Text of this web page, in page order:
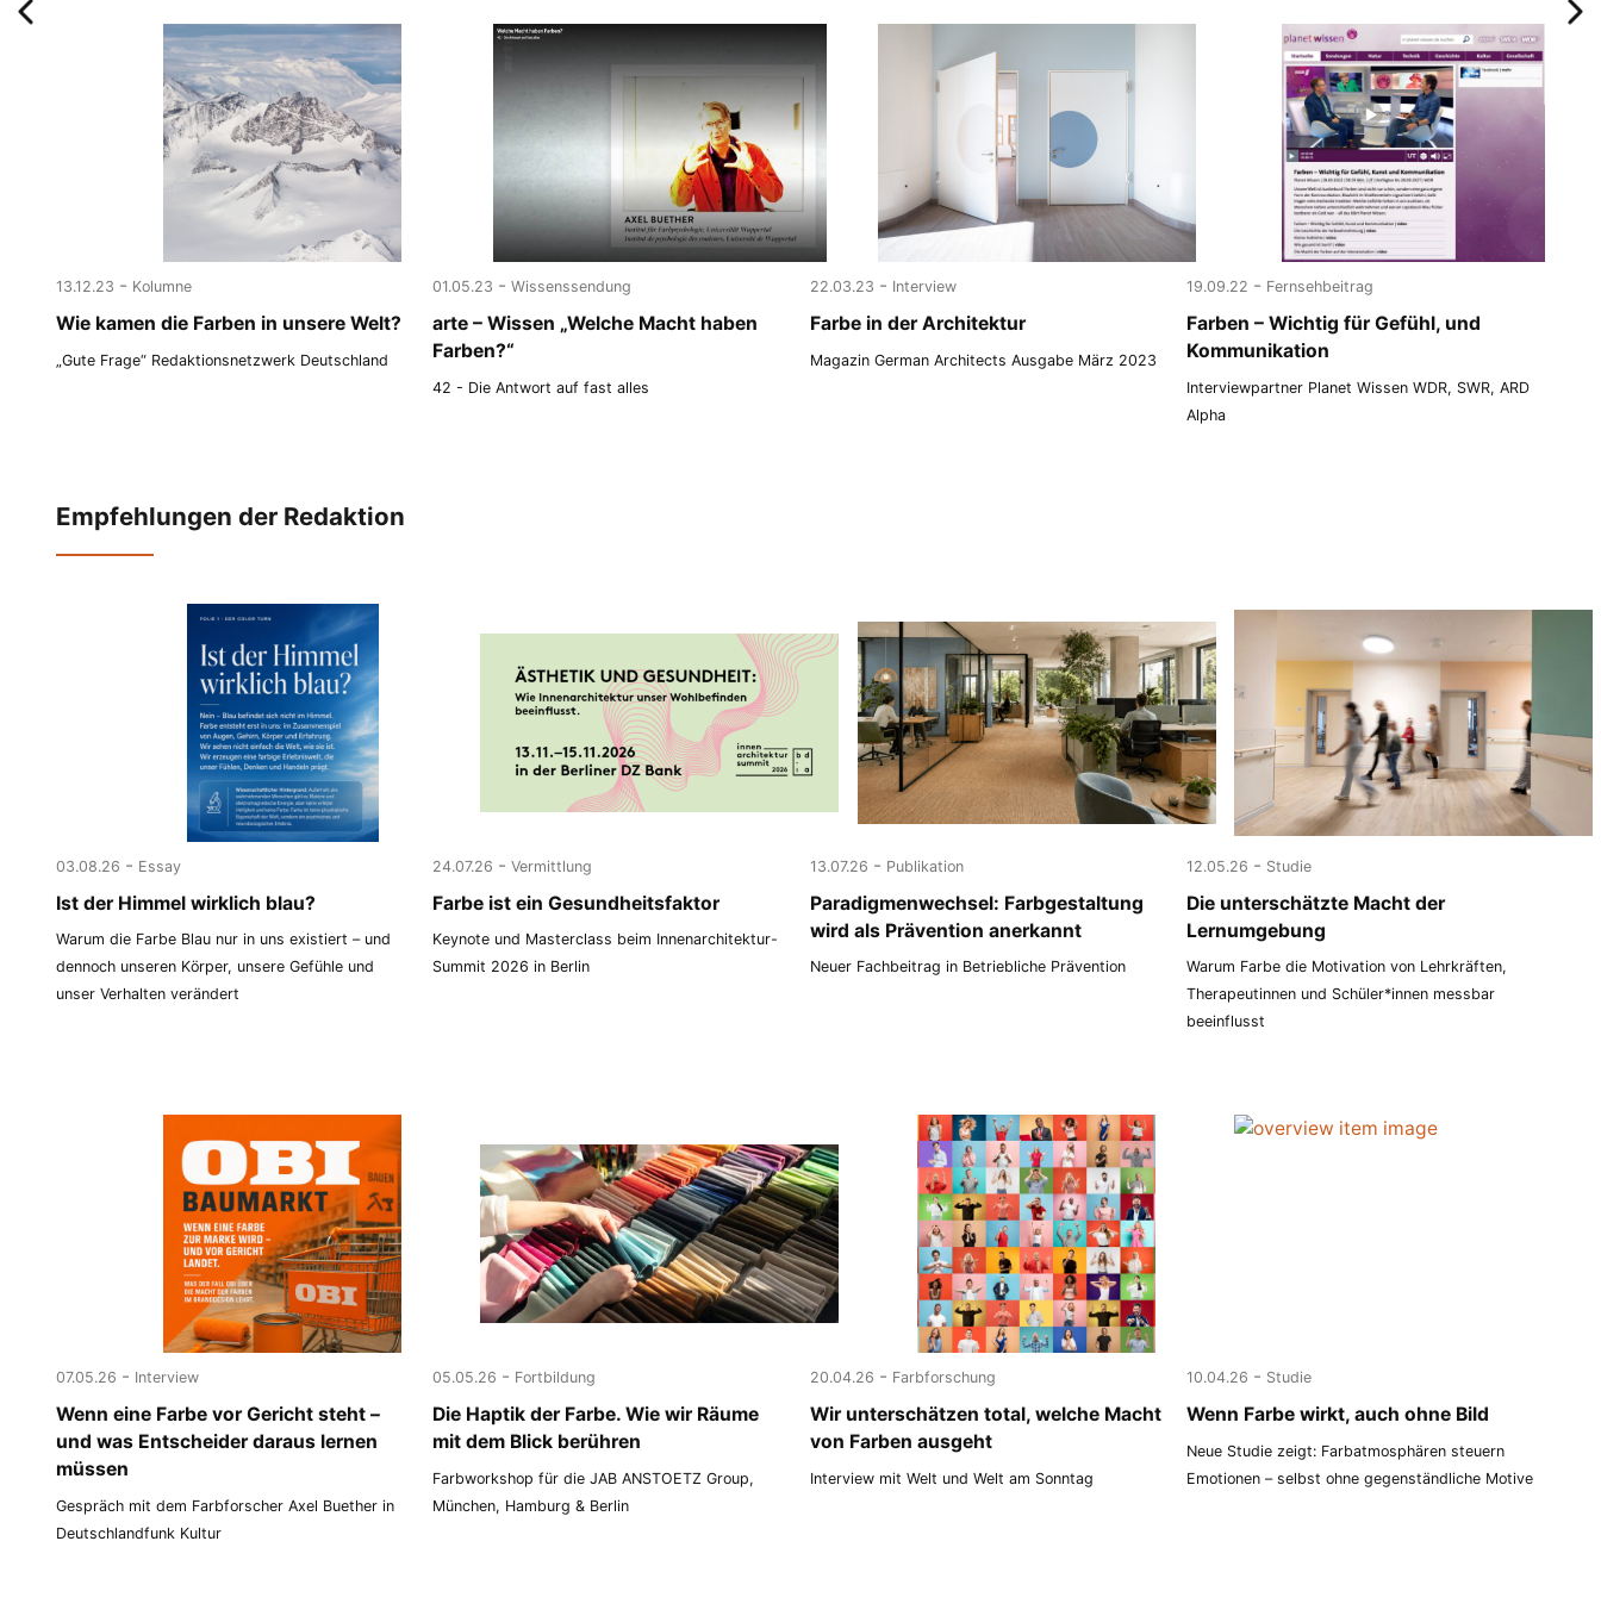
13.12.23 - Kolumne
Wie kamen die Farben in unsere Welt?
„Gute Frage“ Redaktionsnetzwerk Deutschland
01.05.23 - Wissenssendung
arte – Wissen „Welche Macht haben
Farben?“
42 - Die Antwort auf fast alles
22.03.23 - Interview
Farbe in der Architektur
Magazin German Architects Ausgabe März 2023
19.09.22 - Fernsehbeitrag
Farben – Wichtig für Gefühl, und
Kommunikation
Interviewpartner Planet Wissen WDR, SWR, ARD
Alpha
Empfehlungen der Redaktion
03.08.26 - Essay
Ist der Himmel wirklich blau?
Warum die Farbe Blau nur in uns existiert – und
dennoch unseren Körper, unsere Gefühle und
unser Verhalten verändert
24.07.26 - Vermittlung
Farbe ist ein Gesundheitsfaktor
Keynote und Masterclass beim Innenarchitektur-
Summit 2026 in Berlin
13.07.26 - Publikation
Paradigmenwechsel: Farbgestaltung
wird als Prävention anerkannt
Neuer Fachbeitrag in Betriebliche Prävention
12.05.26 - Studie
Die unterschätzte Macht der
Lernumgebung
Warum Farbe die Motivation von Lehrkräften,
Therapeutinnen und Schüler*innen messbar
beeinflusst
07.05.26 - Interview
Wenn eine Farbe vor Gericht steht –
und was Entscheider daraus lernen
müssen
Gespräch mit dem Farbforscher Axel Buether in
Deutschlandfunk Kultur
05.05.26 - Fortbildung
Die Haptik der Farbe. Wie wir Räume
mit dem Blick berühren
Farbworkshop für die JAB ANSTOETZ Group,
München, Hamburg & Berlin
20.04.26 - Farbforschung
Wir unterschätzen total, welche Macht
von Farben ausgeht
Interview mit Welt und Welt am Sonntag
10.04.26 - Studie
Wenn Farbe wirkt, auch ohne Bild
Neue Studie zeigt: Farbatmosphären steuern
Emotionen – selbst ohne gegenständliche Motive